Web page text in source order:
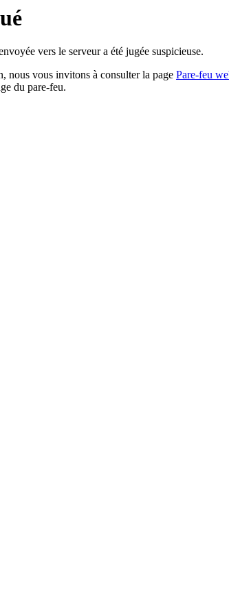
vers le serveur a été jugée suspicieuse.
nous vous invitons à consulter la page Pare-feu
du pare-feu.